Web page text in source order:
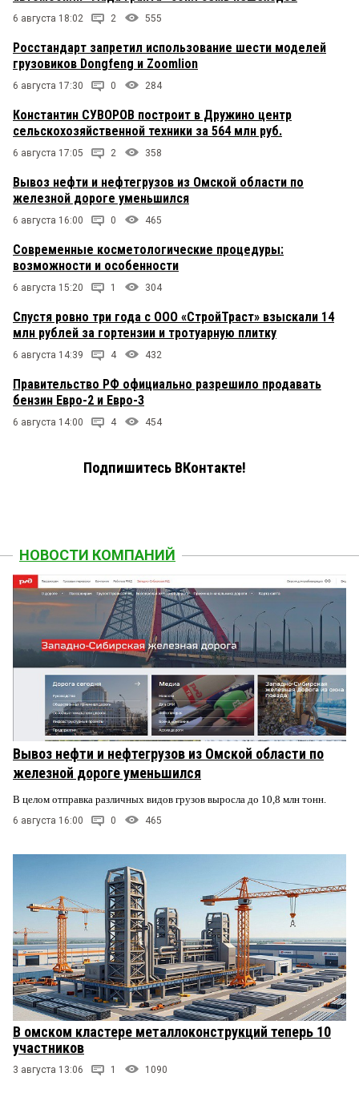
6 августа 18:02 2 555
Росстандарт запретил использование шести моделей
грузовиков Dongfeng и Zoomlion
6 августа 17:30 0 284
Константин СУВОРОВ построит в Дружино центр
сельскохозяйственной техники за 564 млн руб.
6 августа 17:05 2 358
Вывоз нефти и нефтегрузов из Омской области по
железной дороге уменьшился
6 августа 16:00 0 465
Современные косметологические процедуры:
возможности и особенности
6 августа 15:20 1 304
Спустя ровно три года с ООО «СтройТраст» взыскали 14
млн рублей за гортензии и тротуарную плитку
6 августа 14:39 4 432
Правительство РФ официально разрешило продавать
бензин Евро-2 и Евро-3
6 августа 14:00 4 454
Подпишитесь ВКонтакте!
НОВОСТИ КОМПАНИЙ
Вывоз нефти и нефтегрузов из Омской области по
железной дороге уменьшился
В целом отправка различных видов грузов выросла до 10,8 млн тонн.
6 августа 16:00 0 465
В омском кластере металлоконструкций теперь 10
участников
3 августа 13:06 1 1090